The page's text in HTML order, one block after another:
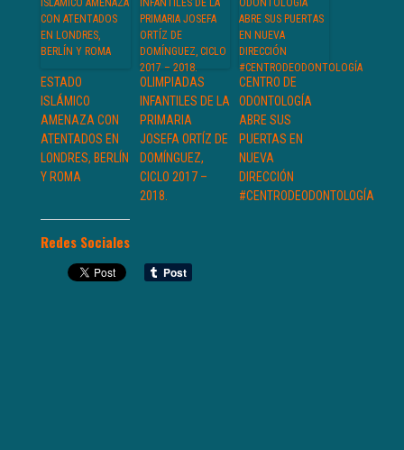
ESTADO
ISLÁMICO
AMENAZA CON
ATENTADOS EN
LONDRES, BERLÍN
Y ROMA
OLIMPIADAS
INFANTILES DE LA
PRIMARIA
JOSEFA ORTÍZ DE
DOMÍNGUEZ,
CICLO 2017 –
2018.
CENTRO DE
ODONTOLOGÍA
ABRE SUS
PUERTAS EN
NUEVA
DIRECCIÓN
#CENTRODEODONTOLOGÍA
Redes Sociales